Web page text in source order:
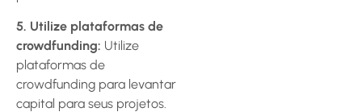
5. Utilize plataformas de
crowdfunding: Utilize
plataformas de
crowdfunding para levantar
capital para seus projetos.